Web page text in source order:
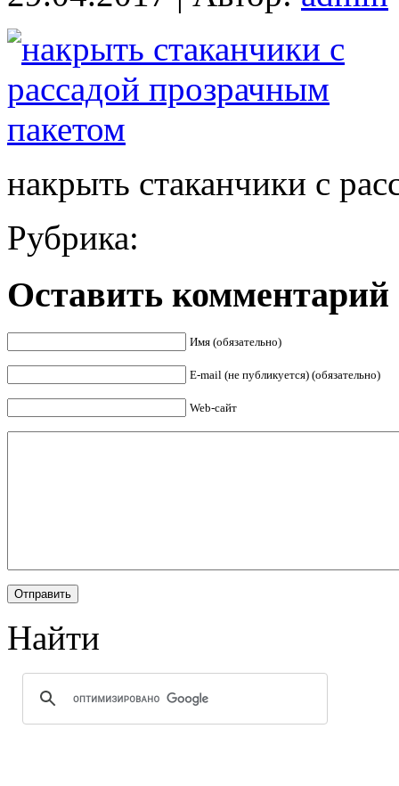
накрыть стаканчики с
Рубрика:
Оставить комментарий
Имя (обязательно)
E-mail (не публикуется) (обязательно)
Web-сайт
Найти